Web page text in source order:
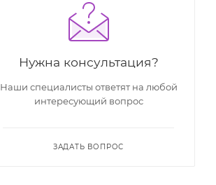
Нужна консультация?
Наши специалисты ответят на любой
интересующий вопрос
ЗАДАТЬ ВОПРОС